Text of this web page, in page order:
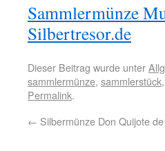
Sammlermünze
Silbertresor.de
Dieser Beitrag wurde unter
sammlermünze, sammlerstück,
Permalink.
← Silbermünze Don Quijote